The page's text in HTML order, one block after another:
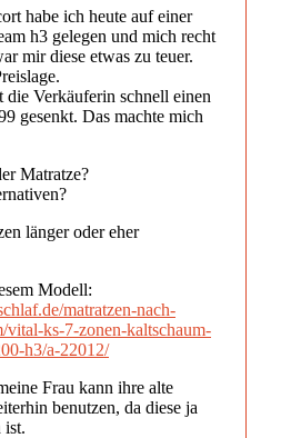
habe ich heute auf einer
h3 gelegen und mich recht
mir diese etwas zu teuer.
die Verkäuferin schnell einen
gesenkt. Das machte mich
Matratze?
länger oder eher
Modell:
matratzen-nach-
vital-ks-7-zonen-kaltschaum-
h3/a-22012/
Frau kann ihre alte
benutzen, da diese ja
ist.